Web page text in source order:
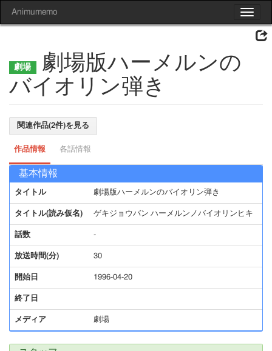
Toggle
Animumemo
劇場版ハーメルンの
バイオリン弾き
関連作品(2件)を見る
作品情報 各話情報
基本情報
タイトル 劇場版ハーメルンのバイオリン弾き
タイトル(読み仮名) ゲキジョウバン ハーメルンノバイオリンヒキ
話数 -
放送時間(分) 30
開始日 1996-04-20
終了日
メディア 劇場